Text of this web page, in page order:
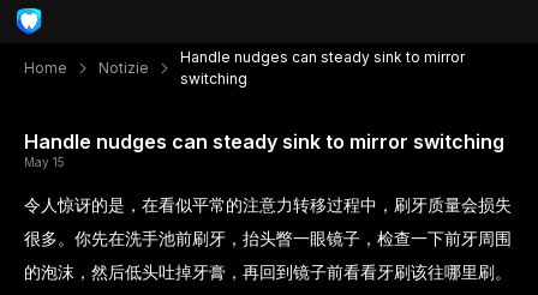
Home Notizie
Handle nudges can steady sink to mirror
switching
Handle nudges can steady sink to mirror switching
May 15
令人惊讶的是，在看似平常的注意力转移过程中，刷牙质量会损失
很多。你先在洗手池前刷牙，抬头瞥一眼镜子，检查一下前牙周围
的泡沫，然后低头吐掉牙膏，再回到镜子前看看牙刷该往哪里刷。